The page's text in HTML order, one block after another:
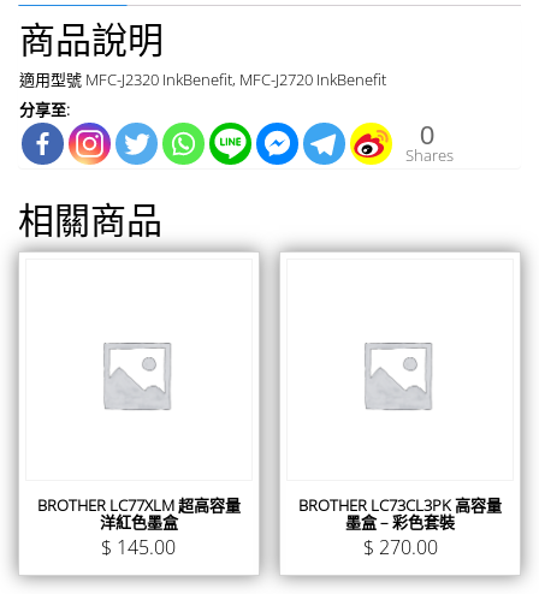
商品說明
適用型號 MFC-J2320 InkBenefit, MFC-J2720 InkBenefit
分享至:
0
Shares
相關商品
BROTHER LC77XLM 超高容量
洋紅色墨盒
$ 145.00
BROTHER LC73CL3PK 高容量
墨盒 – 彩色套裝
$ 270.00